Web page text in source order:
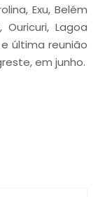
Exu, Belém
Lagoa
última reunião
em junho.